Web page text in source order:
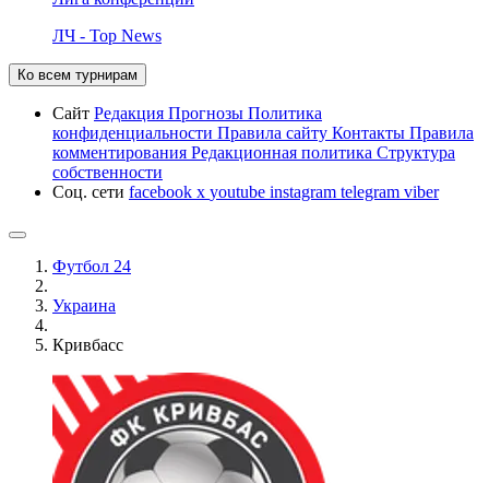
ЛЧ - Top News
Ко всем турнирам
Сайт Редакция Прогнозы Политика
конфиденциальности Правила сайту Контакты Правила
комментирования Редакционная политика Структура
собственности
Соц. сети facebook x youtube instagram telegram viber
Футбол 24
Украина
Кривбасс